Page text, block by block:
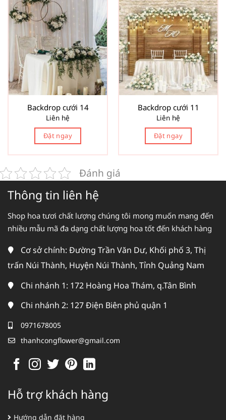
Backdrop cưới 14
Liên hệ
Đặt ngay
Backdrop cưới 11
Liên hệ
Đặt ngay
Đánh giá
Thông tin liên hệ
Shop hoa tươi chất lượng chúng tôi mong muốn mang đến
nhiều mẫu mã đa dạng chất lượng hoa tốt đến khách hàng
Cơ sở chính: Đường Trần Văn Dư, Khối phố 3, Thị
trấn Núi Thành, Huyện Núi Thành, Tỉnh Quảng Nam
Chi nhánh 1: 172 Hoàng Hoa Thám, q.Tân Bình
Chi nhánh 2: 127 Điện Biên phủ quận 1
0971678005
thanhcongflower@gmail.com
Hỗ trợ khách hàng
Hướng dẫn đặt hàng